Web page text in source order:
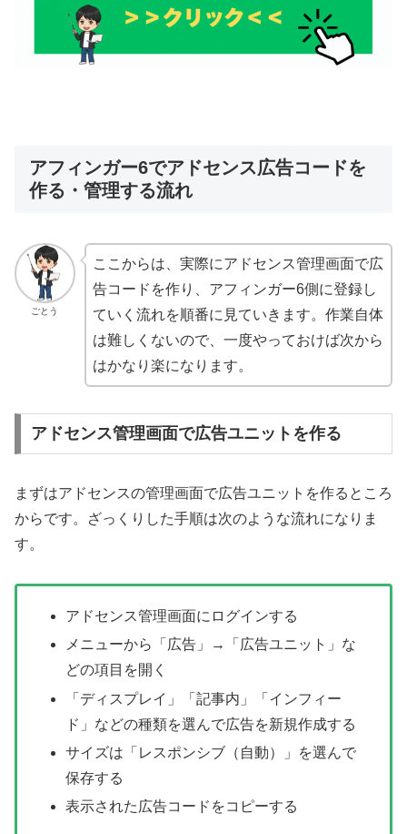
アフィンガー6でアドセンス広告コードを
作る・管理する流れ
ごとう
ここからは、実際にアドセンス管理画面で広
告コードを作り、アフィンガー6側に登録し
ていく流れを順番に見ていきます。作業自体
は難しくないので、一度やっておけば次から
はかなり楽になります。
アドセンス管理画面で広告ユニットを作る
まずはアドセンスの管理画面で広告ユニットを作るところ
からです。ざっくりした手順は次のような流れになりま
す。
アドセンス管理画面にログインする
メニューから「広告」→「広告ユニット」な
どの項目を開く
「ディスプレイ」「記事内」「インフィー
ド」などの種類を選んで広告を新規作成する
サイズは「レスポンシブ（自動）」を選んで
保存する
表示された広告コードをコピーする